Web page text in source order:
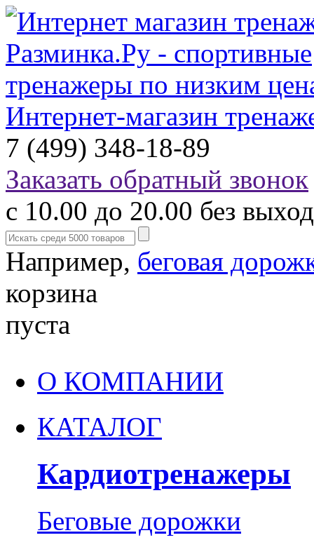
Интернет-магазин
7 (499) 348-18-89
Заказать обратный звонок
с 10.00 до 20.00 без
Например, беговая
корзина
пуста
О КОМПАНИИ
КАТАЛОГ
Кардиотренажеры
Беговые дорожки